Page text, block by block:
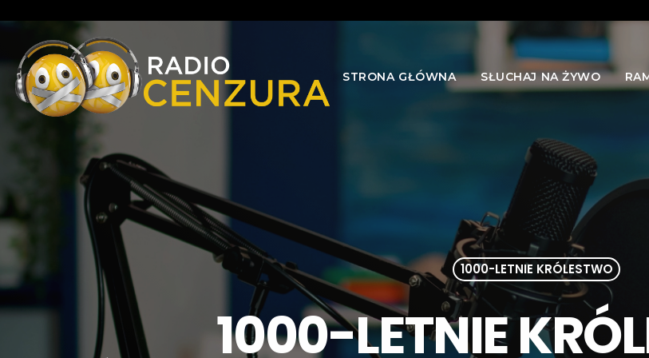
STRONA GŁÓWNA SŁUCHAJ NA ŻYWO
1000-LETNIE KRÓLESTWO
1000-LETNIE